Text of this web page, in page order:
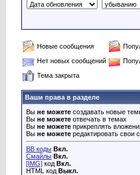
Новые сообщения
Нет новых сообщений
Тема закрыта
Ваши права в разделе
Вы не можете создавать новые
Вы не можете отвечать в темах
Вы не можете прикреплять
Вы не можете редактировать свои
BB коды Вкл.
Смайлы Вкл.
[IMG] код Вкл.
HTML код Выкл.